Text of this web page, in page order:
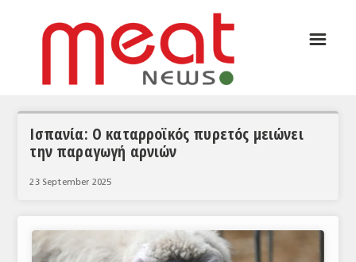
ΣΥΝΕΝΤΕΥΞΕΙΣ
ΘΕΜΑΤΑ
ΚΟΣΜΟΣ
☰
Ισπανία: Ο καταρροϊκός πυρετός μειώνει
την παραγωγή αρνιών
23 September 2025